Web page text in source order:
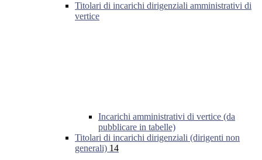
Titolari di incarichi dirigenziali amministrativi di
vertice
Incarichi amministrativi di vertice (da
pubblicare in tabelle)
Titolari di incarichi dirigenziali (dirigenti non
generali) 14